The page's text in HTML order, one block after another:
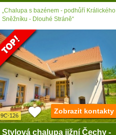
„Chalupa s bazénem - podhůří Králického
Sněžníku - Dlouhé Stráně“
9C-126
Stylová chalupa jižní Čechy -
Zobrazit kontakty